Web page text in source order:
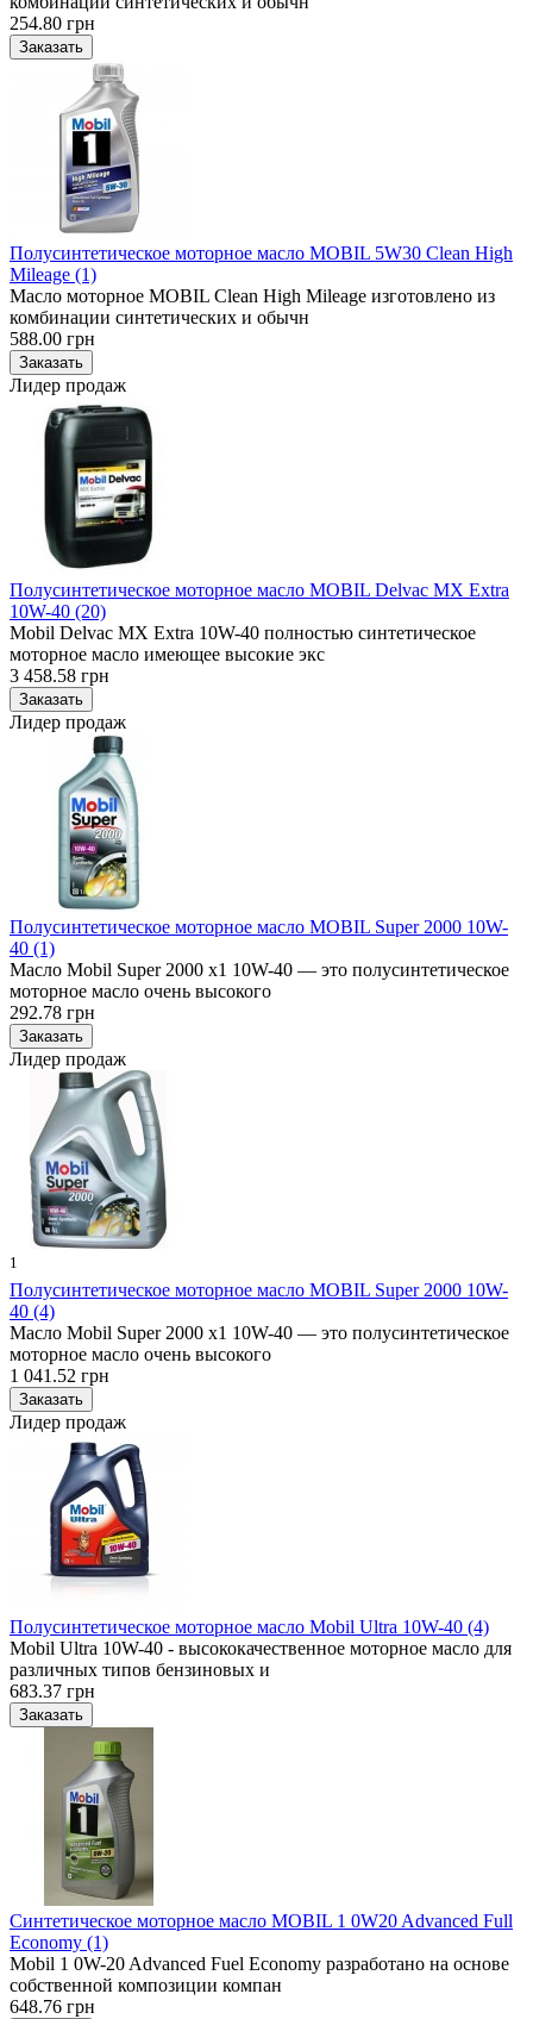
254.80 грн
Полусинтетическое моторное масло MOBIL 5W30 Clean High
Mileage (1)
Масло моторное MOBIL Clean High Mileage изготовлено из
комбинации синтетических и обычн
588.00 грн
Лидер продаж
Полусинтетическое моторное масло MOBIL Delvac MX Extra
10W-40 (20)
Mobil Delvac MX Extra 10W-40 полностью синтетическое
моторное масло имеющее высокие экс
3 458.58 грн
Лидер продаж
Полусинтетическое моторное масло MOBIL Super 2000 10W-
40 (1)
Масло Mobil Super 2000 x1 10W-40 — это полусинтетическое
моторное масло очень высокого
292.78 грн
Лидер продаж
1
Полусинтетическое моторное масло MOBIL Super 2000 10W-
40 (4)
Масло Mobil Super 2000 x1 10W-40 — это полусинтетическое
моторное масло очень высокого
1 041.52 грн
Лидер продаж
Полусинтетическое моторное масло Mobil Ultra 10W-40 (4)
Mobil Ultra 10W-40 - высококачественное моторное масло для
различных типов бензиновых и
683.37 грн
Синтетическое моторное масло MOBIL 1 0W20 Advanced Full
Economy (1)
Mobil 1 0W-20 Advanced Fuel Economy разработано на основе
собственной композиции компан
648.76 грн